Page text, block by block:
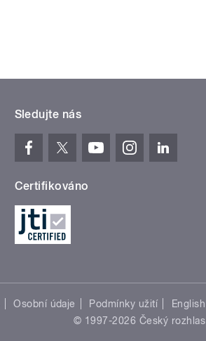
Sledujte nás
Certifikováno
Osobní údaje Podmínky užití
English
© 1997-2026 Český rozhlas